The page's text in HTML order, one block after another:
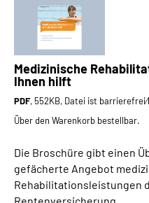
Medizinische
Ihnen hilft
PDF, 552KB, Datei ist
Über den Warenkorb bestellbar.
Die Broschüre gibt einen
gefächerte Angebot
Rehabilitationsleistungen